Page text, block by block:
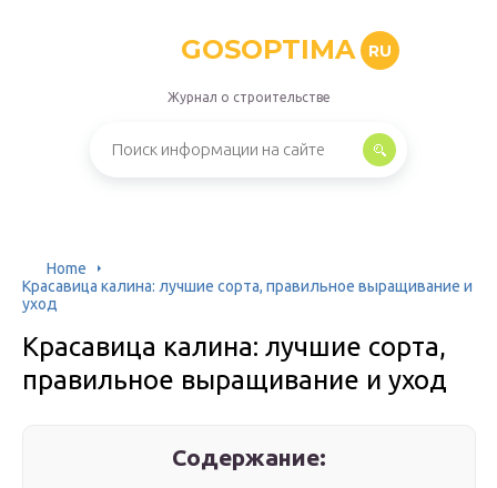
GOSOPTIMA RU
Журнал о строительстве
Home
Красавица калина: лучшие сорта, правильное выращивание и
уход
Красавица калина: лучшие сорта,
правильное выращивание и уход
Содержание: